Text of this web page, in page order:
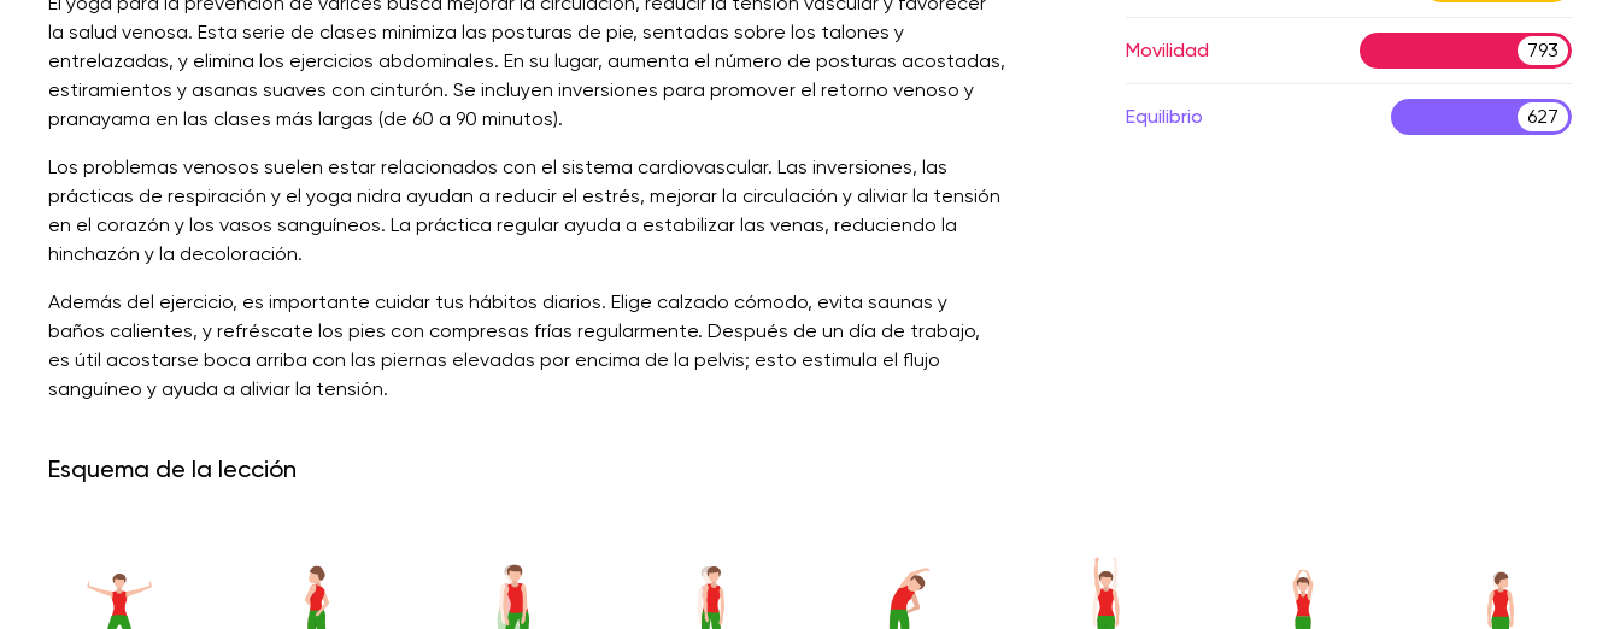
la salud venosa. Esta serie de clases minimiza las posturas de pie, sentadas sobre los talones y
entrelazadas, y elimina los ejercicios abdominales. En su lugar, aumenta el número de posturas acostadas,
estiramientos y asanas suaves con cinturón. Se incluyen inversiones para promover el retorno venoso y
pranayama en las clases más largas (de 60 a 90 minutos).
Los problemas venosos suelen estar relacionados con el sistema cardiovascular. Las inversiones, las
prácticas de respiración y el yoga nidra ayudan a reducir el estrés, mejorar la circulación y aliviar la tensión
en el corazón y los vasos sanguíneos. La práctica regular ayuda a estabilizar las venas, reduciendo la
hinchazón y la decoloración.
Además del ejercicio, es importante cuidar tus hábitos diarios. Elige calzado cómodo, evita saunas y
baños calientes, y refréscate los pies con compresas frías regularmente. Después de un día de trabajo,
es útil acostarse boca arriba con las piernas elevadas por encima de la pelvis; esto estimula el flujo
sanguíneo y ayuda a aliviar la tensión.
Movilidad 793
Equilibrio 627
Esquema de la lección